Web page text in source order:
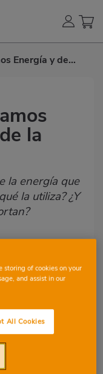
Energía y de
la
la energía que
la utiliza? ¿Y
storing of cookies on your
and assist in our
All Cookies